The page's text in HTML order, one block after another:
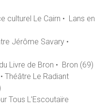
culturel Le Cairn • Lans en
Jérôme Savary •
Livre de Bron • Bron (69)
Théâtre Le Radiant
Tous L’Escoutaïre